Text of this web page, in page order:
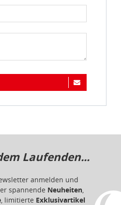
Laufenden...
anmelden und
spannende Neuheiten,
, limitierte Exklusivartikel